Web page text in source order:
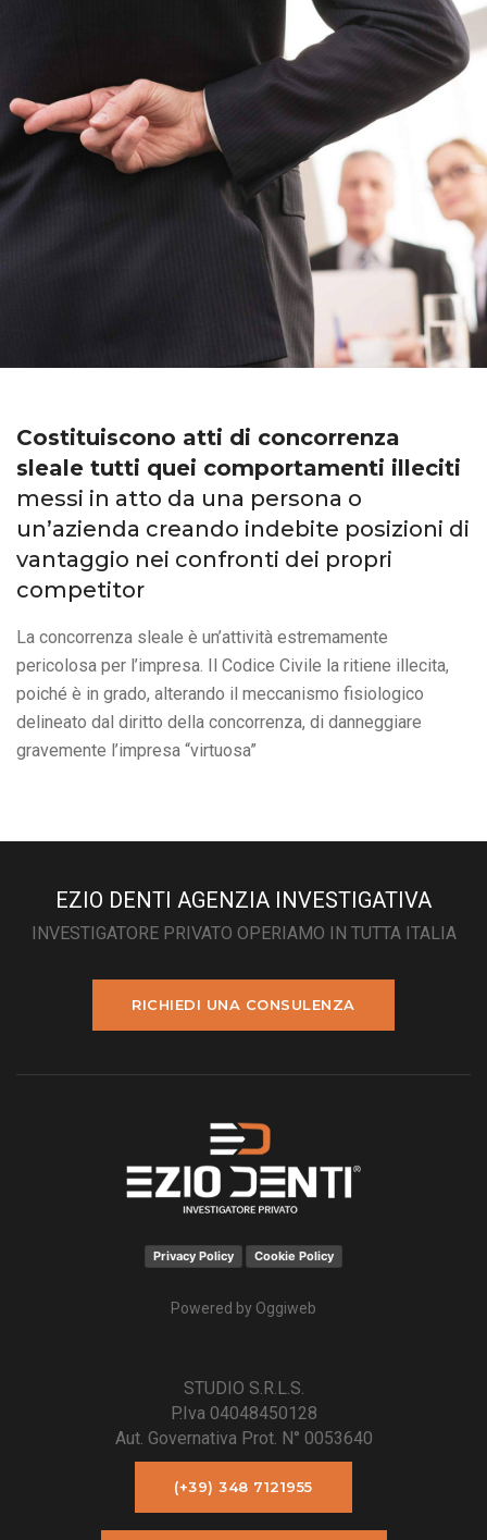
Costituiscono atti di concorrenza
sleale tutti quei comportamenti illeciti
messi in atto da una persona o
un’azienda creando indebite posizioni di
vantaggio nei confronti dei propri
competitor
La concorrenza sleale è un’attività estremamente
pericolosa per l’impresa. Il Codice Civile la ritiene illecita,
poiché è in grado, alterando il meccanismo fisiologico
delineato dal diritto della concorrenza, di danneggiare
gravemente l’impresa “virtuosa”
EZIO DENTI AGENZIA INVESTIGATIVA
INVESTIGATORE PRIVATO OPERIAMO IN TUTTA ITALIA
RICHIEDI UNA CONSULENZA
Privacy Policy Cookie Policy
Powered by Oggiweb
STUDIO S.R.L.S.
P.Iva 04048450128
Aut. Governativa Prot. N° 0053640
(+39) 348 7121955